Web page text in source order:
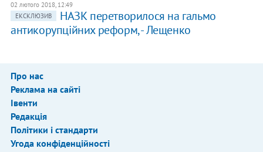
02 лютого 2018, 12:49
ЕКСКЛЮЗИВ
НАЗК перетворилося на гальмо
антикорупційних реформ, - Лещенко
Про нас
Реклама на сайті
Івенти
Редакція
Політики і стандарти
Угода конфіденційності